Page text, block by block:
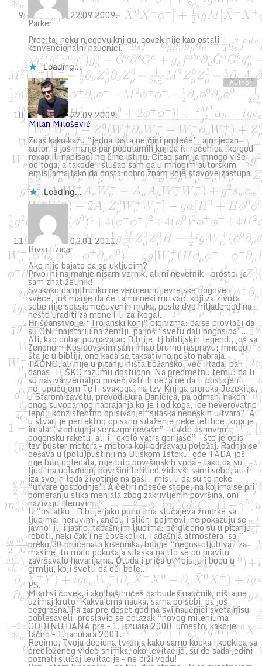
22.09.2009.
Parker
Procitaj neku njegovu knjigu, covek nije kao ostali
konvencionalni naucnici.
Loading...
22.09.2009.
Milan Milošević
Znaš kako kažu “jedna lasta ne čini proleće”, a ni jedan
autor, a još manje par popularnih knjiga ili rečenica (ko god
rekao ili napisao) ne čine istinu. Čitao sam ja mnogo više
od toga, a takođe i slušao sam ga u mnogim autorskim
emisijama tako da dosta dobro znam koje stavove zastupa.
Loading...
03.01.2011.
Bivsi fizicar
Ako nije bajato da se ukljucim?
Prvo, ni najmanje nisam vernik, ali ni nevernik – prosto, ja
sam znatiželjnik!
Svakako da ni trunku ne verujem u jevrejske bogove i
svece, još manje da će tamo neki mrtvac, koji za zivota
sebe nije spasio nečuvenih muka, posle dve hiljade godina
nešto uraditi za mene (ili za ikoga).
Hrišćanstvo je “Trojanski konj” cionizma: da se provlači da
su ONI najstariji na zemlji, pa još “svetu dali bogosina”…
Ali, kao dobar poznavalac Biblije, tj biblijskih legendi, još sa
Zenonom Kosidovskim sam imao brurnu raspravu: mnogo
šta je u bibliji, ono kada se taksativno nešto nabraja,
TAČNO, ali nije u pitanju ništa božansko, već i tada, pa i
danas, TEŠKO razumu dostupno. Na predmetnu temu: da li
su nas vanzemaljci posećivali ili ne, a ne da li postoje ili
ne, upućujem Te (i svakoga) na tzv Knjiga proroka Jezekilja,
u Starom zavetu, prevod Đura Daničića, pa odmah, nakon
onog suvoparnog nabrajanja ko je i od koga, ide neverovatno
lepo i konzistentno opisivanje “silaska nebeskih uitvara”. A
u stvari je perfektno opisano silaženje neke letilice, koja je
imala “sred ognja se razgorijevaše” – dakle osnovnu
pogonsku raketu, ali i “okolo vatra gorijaše” – što je opis
tzv buster motora – motora koji održavaju položaj. Radnja se
dešava u (polu)pustinji na Bliskom Istoku, gde TADA još
nije bilo ogledala, nije bilo površinskih voda – tako da su
ljudi na uglađenoj površini letilice videvši sami sebe, ali i
iza svojih leđa životinje na paši – mislili da su to neke
“utvare gospodnje”. A četiri noseće stope, na kojima se pri
pomeranju slika menjala zbog zakrivljenih površina, oni
nazivaju Heruvimi.
U “ostatku” Biblije jako puno ima slučajeva žmurke sa
ljudima: heruvimi, anđeli i slični pojmovi, ne pokazuju se
javno, ili i jasno, tadašnjim ljudima: očigledno su u pitanju
roboti, neki čak i ne čovekoliki. Tadašnja atmosfera, sa
preko 30 procenata kiseonika, bila je “negostoljubiva” za
mašine, to malo pokušaja silaska na tlo se po pravilu
završavalo havarijama. Otuda i priča o Mojsiju i bogu u
grmlju, koji svetli da oči bole…
PS.
Mlad si čovek, i ako baš hoćeš da budeš naučnik, ništa ne
uzimaj kruto! Kakva crna nauka, sama po sebi, pa još
bezgrešna. Pa zar pre deset godina svi naučnici sveta nisu
poblesaveli: proslavio se dolazak “novog mileniuma”
GODINU DANA pre – 1. januara 2000. umesto, kako je
tačno – 1. janurara 2001.
Recimo, Tvoja decidna tvrdnja kako samo kocka i kockica sa
predloženog video snimka, oko levitacije, su do sada jedini
poznati slučaj levitacije – ne drži vodu!